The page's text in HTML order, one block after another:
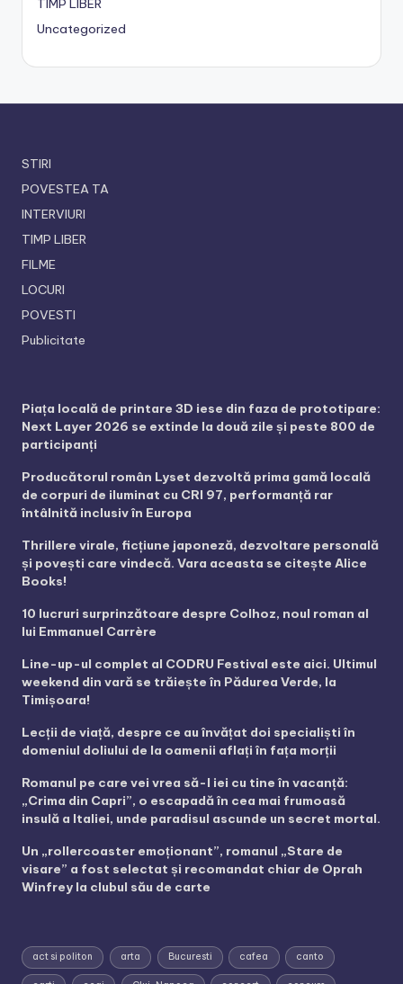
TIMP LIBER
Uncategorized
STIRI
POVESTEA TA
INTERVIURI
TIMP LIBER
FILME
LOCURI
POVESTI
Publicitate
Piața locală de printare 3D iese din faza de prototipare:
Next Layer 2026 se extinde la două zile și peste 800 de
participanți
Producătorul român Lyset dezvoltă prima gamă locală
de corpuri de iluminat cu CRI 97, performanță rar
întâlnită inclusiv în Europa
Thrillere virale, ficțiune japoneză, dezvoltare personală
și povești care vindecă. Vara aceasta se citește Alice
Books!
10 lucruri surprinzătoare despre Colhoz, noul roman al
lui Emmanuel Carrère
Line-up-ul complet al CODRU Festival este aici. Ultimul
weekend din vară se trăiește în Pădurea Verde, la
Timișoara!
Lecții de viață, despre ce au învățat doi specialiști în
domeniul doliului de la oamenii aflați în fața morții
Romanul pe care vei vrea să-l iei cu tine în vacanță:
„Crima din Capri”, o escapadă în cea mai frumoasă
insulă a Italiei, unde paradisul ascunde un secret mortal.
Un „rollercoaster emoționant”, romanul „Stare de
visare” a fost selectat și recomandat chiar de Oprah
Winfrey la clubul său de carte
act si politon arta Bucuresti cafea canto